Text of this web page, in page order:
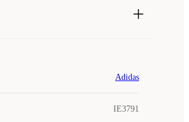
Adidas
IE3791